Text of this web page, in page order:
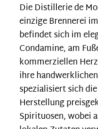
Die Distillerie de
einzige Brennerei
befindet sich im
Condamine, am
kommerziellen
ihre
spezialisiert sich
Herstellung
Spirituosen, wobei